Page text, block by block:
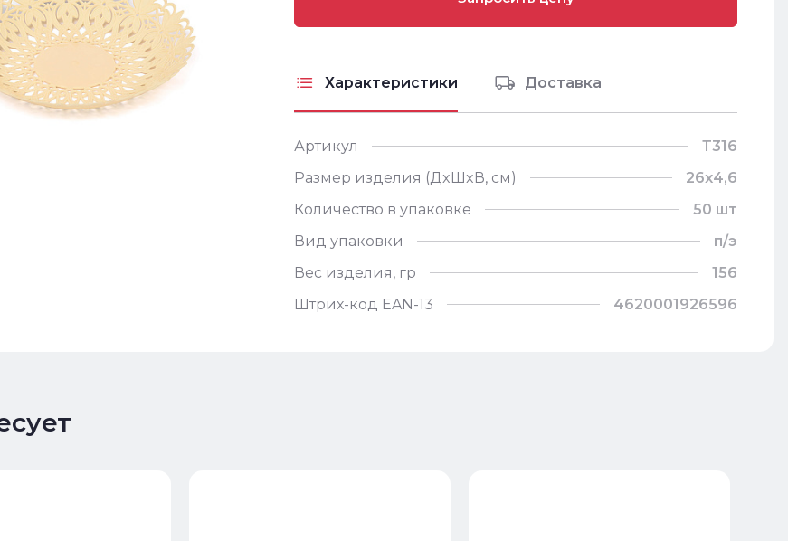
Характеристики Доставка
Артикул
Т316
Размер изделия (ДxШxВ, см)
26х4,6
Количество в упаковке
50 шт
Вид упаковки
п/э
Вес изделия, гр
156
Штрих-код EAN-13
4620001926596